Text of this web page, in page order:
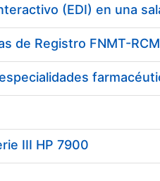
de Registro FNMT-RCM
III HP 7900